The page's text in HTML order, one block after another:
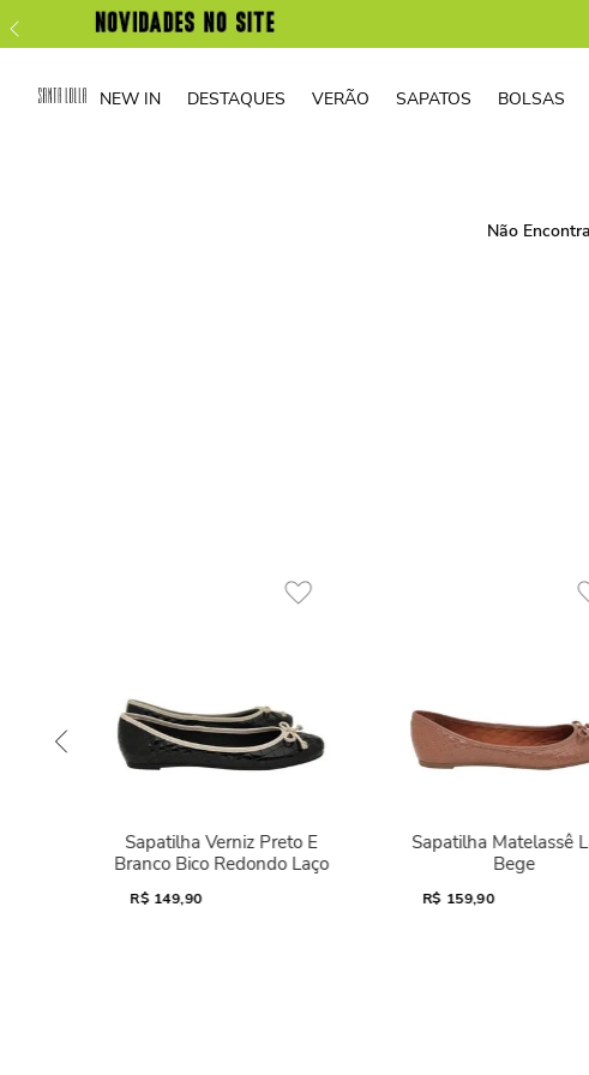
NEW IN DESTAQUES VERÃO SAPATOS BOLSAS
Não
Sapatilha Verniz Preto E
Branco Bico Redondo Laço
R$ 149,90
Sapatilha Matelassê
Bege
R$ 159,90